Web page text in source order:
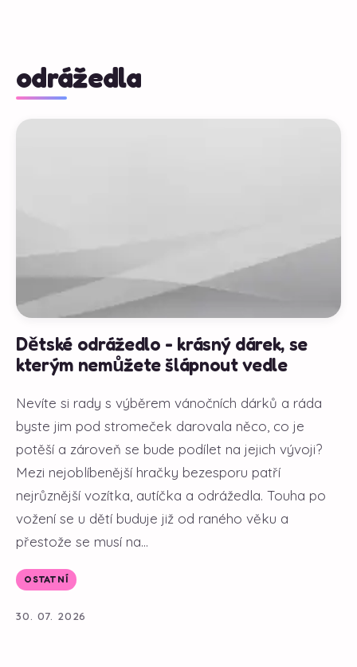
odrážedla
Dětské odrážedlo - krásný dárek, se
kterým nemůžete šlápnout vedle
Nevíte si rady s výběrem vánočních dárků a ráda
byste jim pod stromeček darovala něco, co je
potěší a zároveň se bude podílet na jejich vývoji?
Mezi nejoblíbenější hračky bezesporu patří
nejrůznější vozítka, autíčka a odrážedla. Touha po
vožení se u dětí buduje již od raného věku a
přestože se musí na...
OSTATNÍ
30. 07. 2026